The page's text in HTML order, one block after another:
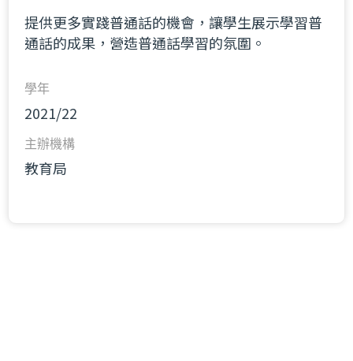
提供更多實踐普通話的機會，讓學生展示學習普
通話的成果，營造普通話學習的氛圍。
學年
2021/22
主辦機構
教育局